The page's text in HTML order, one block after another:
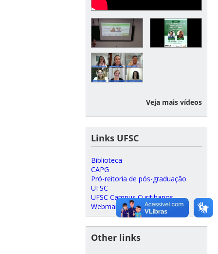
Veja mais vídeos
Links UFSC
Biblioteca
CAPG
Pró-reitoria de pós-graduação
UFSC
UFSC Campus Curitibanos
Webmail Acadêmicos
Other links